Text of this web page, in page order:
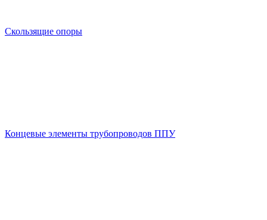
Скользящие опоры
Концевые элементы трубопроводов ППУ